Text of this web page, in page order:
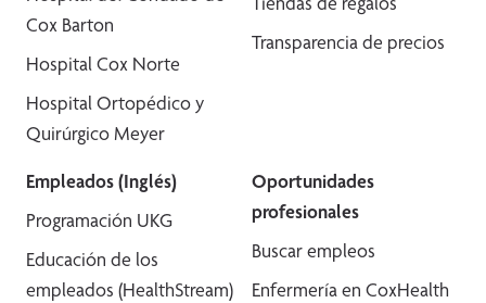
Cox Barton
Hospital Cox Norte
Hospital Ortopédico y
Quirúrgico Meyer
Transparencia de precios
Empleados (Inglés)
Programación UKG
Educación de los
empleados (HealthStream)
Oportunidades
profesionales
Buscar empleos
Enfermería en CoxHealth